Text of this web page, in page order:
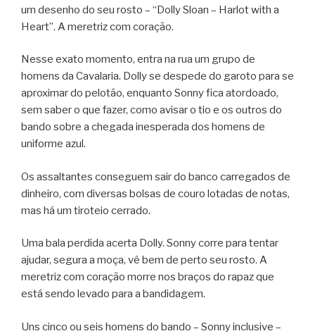
um desenho do seu rosto – “Dolly Sloan – Harlot with a
Heart”. A meretriz com coração.
Nesse exato momento, entra na rua um grupo de
homens da Cavalaria. Dolly se despede do garoto para se
aproximar do pelotão, enquanto Sonny fica atordoado,
sem saber o que fazer, como avisar o tio e os outros do
bando sobre a chegada inesperada dos homens de
uniforme azul.
Os assaltantes conseguem sair do banco carregados de
dinheiro, com diversas bolsas de couro lotadas de notas,
mas há um tiroteio cerrado.
Uma bala perdida acerta Dolly. Sonny corre para tentar
ajudar, segura a moça, vê bem de perto seu rosto. A
meretriz com coração morre nos braços do rapaz que
está sendo levado para a bandidagem.
Uns cinco ou seis homens do bando – Sonny inclusive –